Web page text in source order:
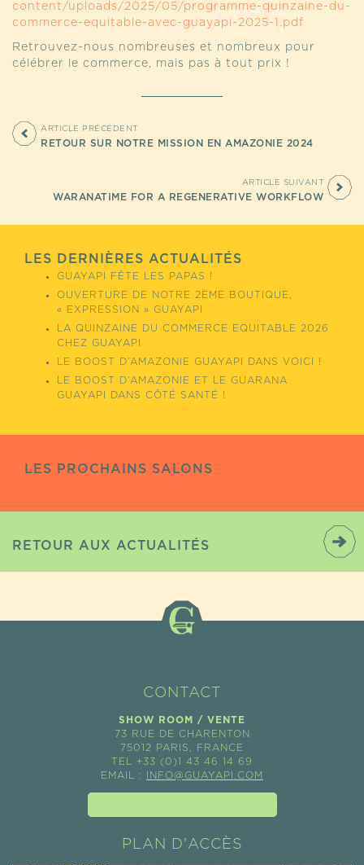
content/uploads/2025/05/programme-quinzaine-du-
commerce-equitable-avec-guayapi-2025-1.pdf
Retrouvez-nous nombreuses et nombreux pour
célébrer le commerce, mais pas à tout prix !
ARTICLE PRÉCÉDENT
RETOUR SUR NOTRE MISSION EN AMAZONIE 2024
ARTICLE SUIVANT
WARANATIME FOR A REGENERATIVE WORKFLOW
LES DERNIÈRES ACTUALITÉS
GUAYAPI FÊTE LES PAPAS !
OUVERTURE DE NOTRE 2ÈME BOUTIQUE,
« EXPRESSION » GUAYAPI
LA QUINZAINE DU COMMERCE EQUITABLE 2026
CHEZ GUAYAPI
LE BOOST D’AMAZONIE GUAYAPI DANS VOICI !
LE BOOST D’AMAZONIE ET LE GUARANA
GUAYAPI DANS CÔTÉ SANTÉ !
LES PROCHAINS SALONS
RETOUR AUX ACTUALITÉS
CONTACT
SHOW ROOM / VENTE
73 RUE DE CHARENTON
75012 PARIS, FRANCE
TEL +33 (0)1 43 46 14 69
EMAIL :
INFO@GUAYAPI.COM
PLAN D'ACCÈS